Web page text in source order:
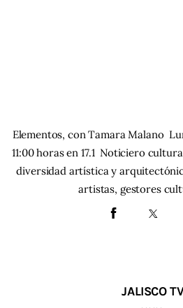
Elementos, con Tamara Malano
11:00 horas en 17.1 Noticiero
diversidad artística y
artistas, gestores
JALISCO